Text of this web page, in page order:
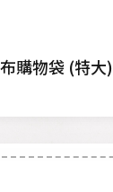
購物袋 (特大)